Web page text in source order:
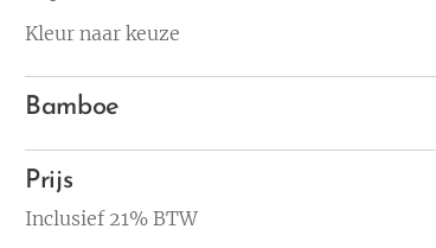
Kleur naar keuze
Bamboe
Prijs
Inclusief 21% BTW